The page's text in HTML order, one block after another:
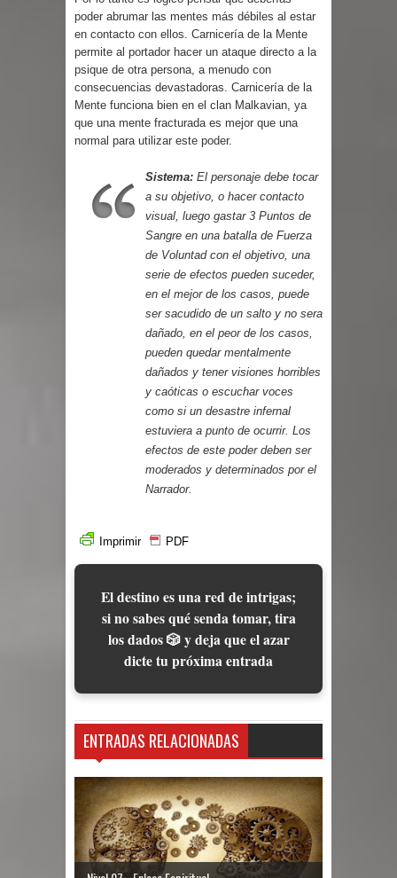
poder abrumar las mentes más débiles al estar
en contacto con ellos. Carnicería de la Mente
permite al portador hacer un ataque directo a la
psique de otra persona, a menudo con
consecuencias devastadoras. Carnicería de la
Mente funciona bien en el clan Malkavian, ya
que una mente fracturada es mejor que una
normal para utilizar este poder.
Sistema: El personaje debe tocar
a su objetivo, o hacer contacto
visual, luego gastar 3 Puntos de
Sangre en una batalla de Fuerza
de Voluntad con el objetivo, una
serie de efectos pueden suceder,
en el mejor de los casos, puede
ser sacudido de un salto y no sera
dañado, en el peor de los casos,
pueden quedar mentalmente
dañados y tener visiones horribles
y caóticas o escuchar voces
como si un desastre infernal
estuviera a punto de ocurrir. Los
efectos de este poder deben ser
moderados y determinados por el
Narrador.
Imprimir PDF
El destino es una red de intrigas;
si no sabes qué senda tomar, tira
los dados 🎲 y deja que el azar
dicte tu próxima entrada
ENTRADAS RELACIONADAS